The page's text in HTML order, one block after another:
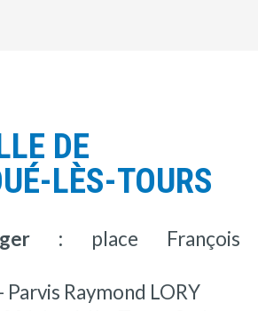
DE
LÈS-TOURS
: place François
Raymond LORY